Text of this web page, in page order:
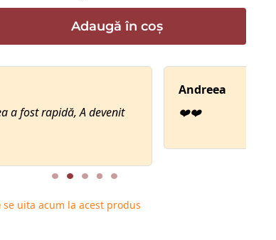
Adaugă în coș
se uita acum la acest produs